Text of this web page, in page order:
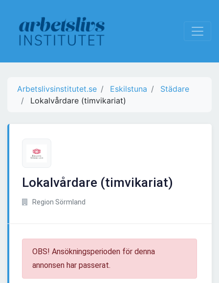
Arbetslivsinstitutet.se Eskilstuna
Städare
Lokalvårdare (timvikariat)
Lokalvårdare (timvikariat)
Region Sörmland
OBS! Ansökningsperioden för denna
annonsen har passerat.